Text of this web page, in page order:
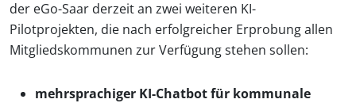
der eGo-Saar derzeit an zwei weiteren KI-
Pilotprojekten, die nach erfolgreicher Erprobung allen
Mitgliedskommunen zur Verfügung stehen sollen:
mehrsprachiger KI-Chatbot für kommunale